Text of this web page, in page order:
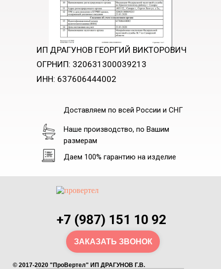
Доставляем по всей России и СНГ
Наше производство, по Вашим
размерам
Даем 100% гарантию на изделие
ИНН: 637606444002
ОГРНИП: 320631300039213
ИП ДРАГУНОВ ГЕОРГИЙ ВИКТОРОВИЧ
+7 (987) 151 10 92
ЗАКАЗАТЬ ЗВОНОК
© 2017-2020 "ПроВертел" ИП ДРАГУНОВ Г.В.